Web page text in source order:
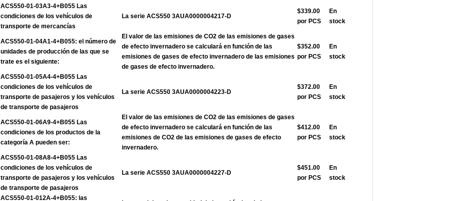
ACS550-01-03A3-4+B055 Las
condiciones de los vehículos de
transporte de mercancías
La serie ACS550 3AUA0000004217-D
$339.00
por PCS
En
stock
ACS550-01-04A1-4+B055: el número de
unidades de producción de las que se
trate es el siguiente:
El valor de las emisiones de CO2 de las emisiones de gases
de efecto invernadero se calculará en función de las
emisiones de gases de efecto invernadero de las emisiones
de gases de efecto invernadero.
$352.00
por PCS
En
stock
ACS550-01-05A4-4+B055 Las
condiciones de los vehículos de
transporte de pasajeros y los vehículos
de transporte de pasajeros
La serie ACS550 3AUA0000004223-D
$372.00
por PCS
En
stock
ACS550-01-06A9-4+B055 Las
condiciones de los productos de la
categoría A pueden ser:
El valor de las emisiones de CO2 de las emisiones de gases
de efecto invernadero se calculará en función de las
emisiones de CO2 de las emisiones de gases de efecto
invernadero.
$412.00
por PCS
En
stock
ACS550-01-08A8-4+B055 Las
condiciones de los vehículos de
transporte de pasajeros y los vehículos
de transporte de pasajeros
La serie ACS550 3AUA0000004227-D
$451.00
por PCS
En
stock
ACS550-01-012A-4+B055: las